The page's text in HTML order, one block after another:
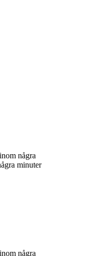
några
minuter
några